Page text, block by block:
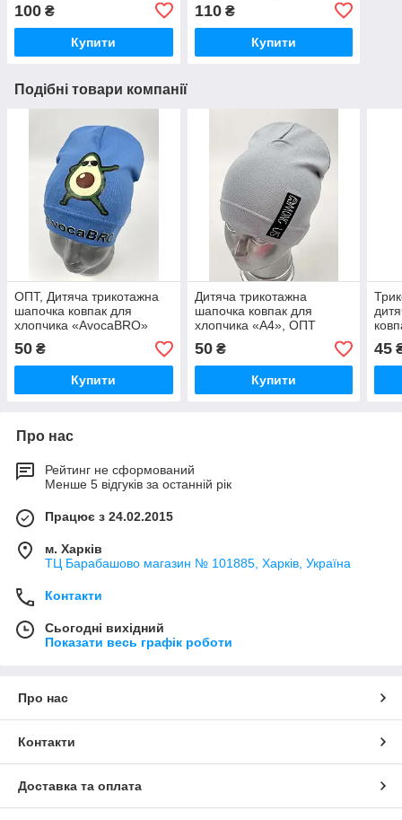
100 ₴
Купити
110₴
Купити
Подібні товари компанії
ОПТ, Дитяча трикотажна
шапочка ковпак для
хлопчика «AvocaBRO»
50 ₴
Купити
Дитяча трикотажна
шапочка ковпак для
хлопчика «A4», ОПТ
50₴
Купити
45
Про нас
Рейтинг не сформований
Менше 5 відгуків за останній рік
Працює з 24.02.2015
м. Харків
ТЦ Барабашово магазин № 101885, Харків, Україна
Контакти
Сьогодні вихідний
Показати весь графік роботи
Про нас
Контакти
Доставка та оплата